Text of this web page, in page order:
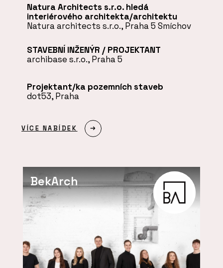
Natura Architects s.r.o. hledá
interiérového architekta/architektu
Natura architects s.r.o., Praha 5 Smíchov
STAVEBNÍ INŽENÝR / PROJEKTANT
archibase s.r.o., Praha 5
Projektant/ka pozemních staveb
dot53, Praha
VÍCE NABÍDEK
BekArch